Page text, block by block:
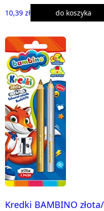
10,39 zł do koszyka
Kredki BAMBINO